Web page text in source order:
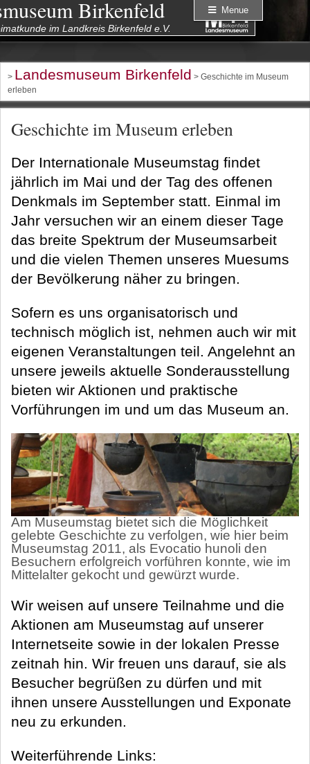
Birkenfeld
im Landkreis Birkenfeld e.V.
> Landesmuseum Birkenfeld > Geschichte im Museum
erleben
Geschichte im Museum erleben
Der Internationale Museumstag findet
jährlich im Mai und der Tag des offenen
Denkmals im September statt. Einmal im
Jahr versuchen wir an einem dieser Tage
das breite Spektrum der Museumsarbeit
und die vielen Themen unseres Muesums
der Bevölkerung näher zu bringen.
Sofern es uns organisatorisch und
technisch möglich ist, nehmen auch wir mit
eigenen Veranstaltungen teil. Angelehnt an
unsere jeweils aktuelle Sonderausstellung
bieten wir Aktionen und praktische
Vorführungen im und um das Museum an.
Am Museumstag bietet sich die Möglichkeit
gelebte Geschichte zu verfolgen, wie hier beim
Museumstag 2011, als Evocatio hunoli den
Besuchern erfolgreich vorführen konnte, wie im
Mittelalter gekocht und gewürzt wurde.
Wir weisen auf unsere Teilnahme und die
Aktionen am Museumstag auf unserer
Internetseite sowie in der lokalen Presse
zeitnah hin. Wir freuen uns darauf, sie als
Besucher begrüßen zu dürfen und mit
ihnen unsere Ausstellungen und Exponate
neu zu erkunden.
Weiterführende Links:
Menue